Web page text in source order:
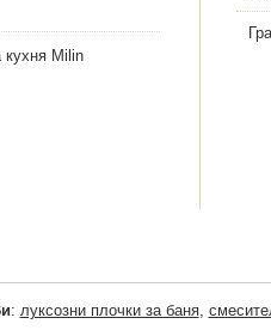
Milin
: луксозни плочки за баня,